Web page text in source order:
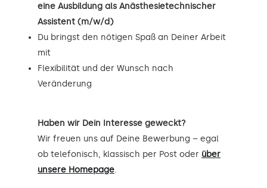
eine Ausbildung als Anästhesietechnischer
Assistent (m/w/d)
Du bringst den nötigen Spaß an Deiner Arbeit
mit
Flexibilität und der Wunsch nach
Veränderung
Haben wir Dein Interesse geweckt?
Wir freuen uns auf Deine Bewerbung – egal
ob telefonisch, klassisch per Post oder über
unsere Homepage.